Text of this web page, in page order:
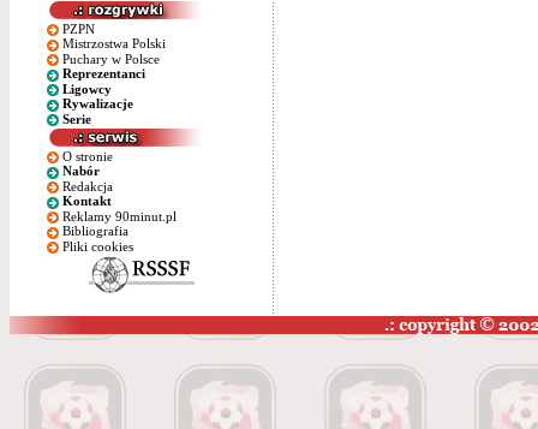
PZPN
Mistrzostwa Polski
Puchary w Polsce
Reprezentanci
Ligowcy
Rywalizacje
Serie
O stronie
Nabór
Redakcja
Kontakt
Reklamy 90minut.pl
Bibliografia
Pliki cookies